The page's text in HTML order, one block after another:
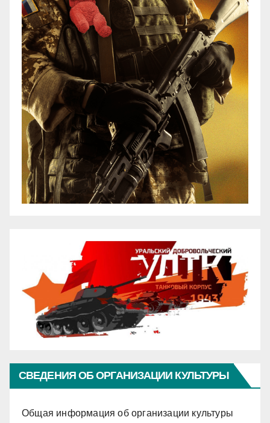
СВЕДЕНИЯ ОБ ОРГАНИЗАЦИИ КУЛЬТУРЫ
Общая информация об организации культуры